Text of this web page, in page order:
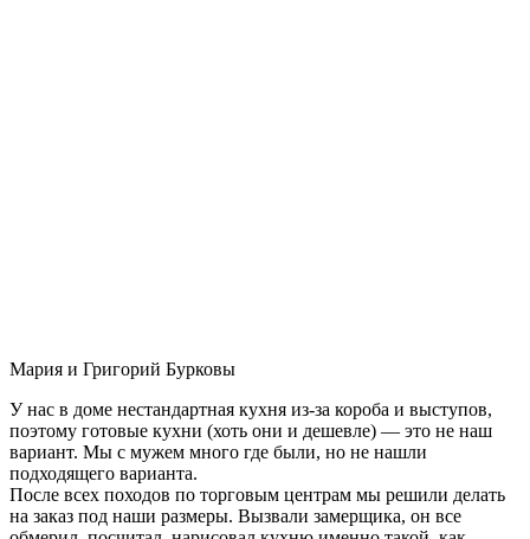
Мария и Григорий Бурковы
У нас в доме нестандартная кухня из-за короба и выступов,
поэтому готовые кухни (хоть они и дешевле) — это не наш
вариант. Мы с мужем много где были, но не нашли
подходящего варианта.
После всех походов по торговым центрам мы решили делать
на заказ под наши размеры. Вызвали замерщика, он все